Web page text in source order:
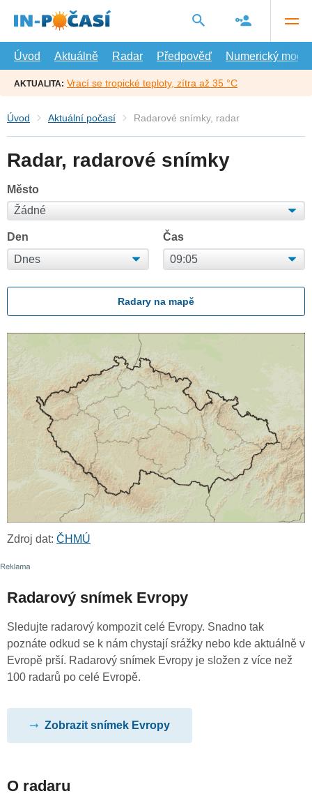
hlavní
Úvod
Aktuálně Radar Předpověď Numerický model
AKTUALITA: Vrací se tropické teploty, zítra až 35 °C
Úvod Aktuální počasí Radarové snímky, radar
Radar, radarové snímky
Město
Den Čas
Radary na mapě
Zdroj dat: ČHMÚ
Radarový snímek Evropy
Sledujte radarový kompozit celé Evropy. Snadno tak
poznáte odkud se k nám chystají srážky nebo kde aktuálně v
Evropě prší. Radarový snímek Evropy je složen z více než
100 radarů po celé Evropě.
Zobrazit snímek Evropy
O radaru